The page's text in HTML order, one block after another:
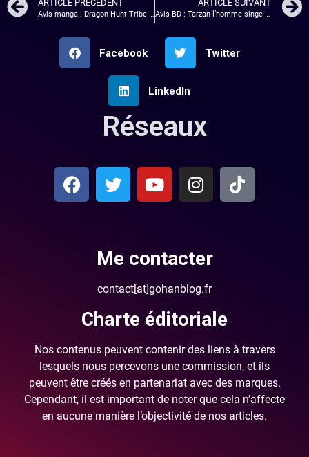
ARTICLE PRÉCÉDENT
Avis manga : Dragon Hunt Tribe – Tome 2
ARTICLE SUIVANT
Avis BD : Tarzan l’homme-singe première partie
Facebook Twitter
LinkedIn
Réseaux
Me contacter
contact[at]gohanblog.fr
Charte éditoriale
Nos contenus peuvent contenir des liens à travers
lesquels nous percevons une commission, et ils
peuvent être créés en partenariat avec des marques.
Cependant, il est important de noter que cela n’affecte
en aucune manière l’objectivité de nos articles.